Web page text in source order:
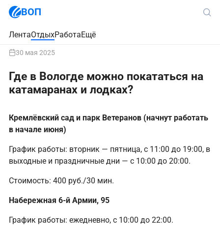
ВОП
ЛентаОтдыхРаботаЕщё
30 мая 2025
Где в Вологде можно покататься на
катамаранах и лодках?
Кремлёвский сад и парк Ветеранов (начнут работать
в начале июня)
График работы: вторник — пятница, с 11:00 до 19:00, в
выходные и праздничные дни — с 10:00 до 20:00.
Стоимость: 400 руб./30 мин.
Набережная 6-й Армии, 95
График работы: ежедневно, с 10:00 до 22:00.